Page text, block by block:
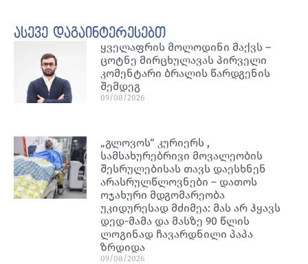
ასევე დაგაინტერესებთ
ყველაფრის მოლოდინი მაქვს –
ცოტნე მირცხულავას პირველი
კომენტარი ბრალის წარდგენის
შემდეგ
09/08/2026
„გლოვოს“ კურიერს ,
სამსახურებრივი მოვალეობის
შესრულებისას თავს დაესხნენ
არასრულწლოვნები – დათოს
ოჯახური მდგომარეობა
უკიდურესად მძიმეა: მას არ ჰყავს
დედ-მამა და მასზე 90 წლის
ლოგინად ჩავარდნილი პაპა
ზრდიდა
09/08/2026